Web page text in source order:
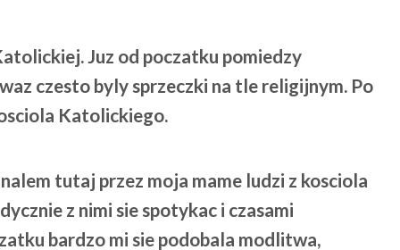
Juz od poczatku pomiedzy
czesto byly sprzeczki na tle religijnym. Po
Katolickiego.
tutaj przez moja mame ludzi z kosciola
z nimi sie spotykac i czasami
bardzo mi sie podobala modlitwa,